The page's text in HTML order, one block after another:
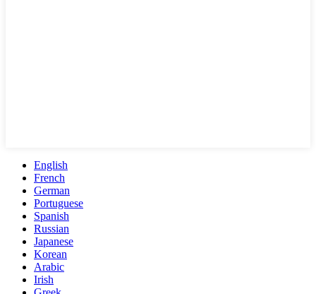
English
French
German
Portuguese
Spanish
Russian
Japanese
Korean
Arabic
Irish